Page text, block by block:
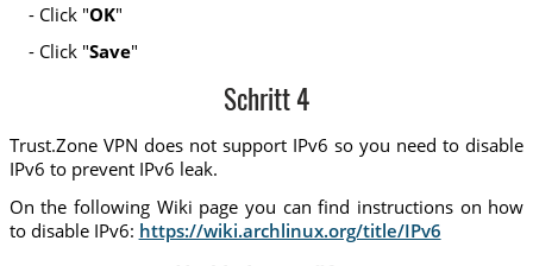
- Click "OK"
- Click "Save"
Schritt 4
Trust.Zone VPN does not support IPv6 so you need to disable
IPv6 to prevent IPv6 leak.
On the following Wiki page you can find instructions on how
to disable IPv6: https://wiki.archlinux.org/title/IPv6